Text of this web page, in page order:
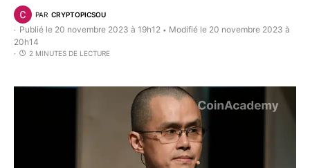
PAR CRYPTOPICSOU
Publié le 20 novembre 2023 à 19h12 • Modifié le 20 novembre 2023 à
20h14
2 MINUTES DE LECTURE